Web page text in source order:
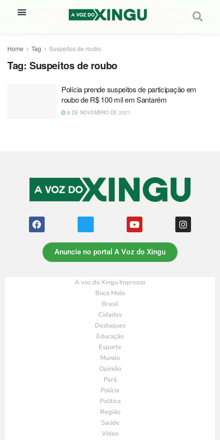
Home Tag Suspeitos de roubo
Tag: Suspeitos de roubo
Polícia prende suspeitos de participação em
roubo de R$ 100 mil em Santarém
8 DE NOVEMBRO DE 2021
Anuncie no portal A Voz do Xingu
A voz do Xingu Impresso
Boca Mole
Brasil
Cidades
Destaques
Educação
Esporte
Mundo
Opinião
Pará
Polícia
Política
Região
Saúde
Vídeo